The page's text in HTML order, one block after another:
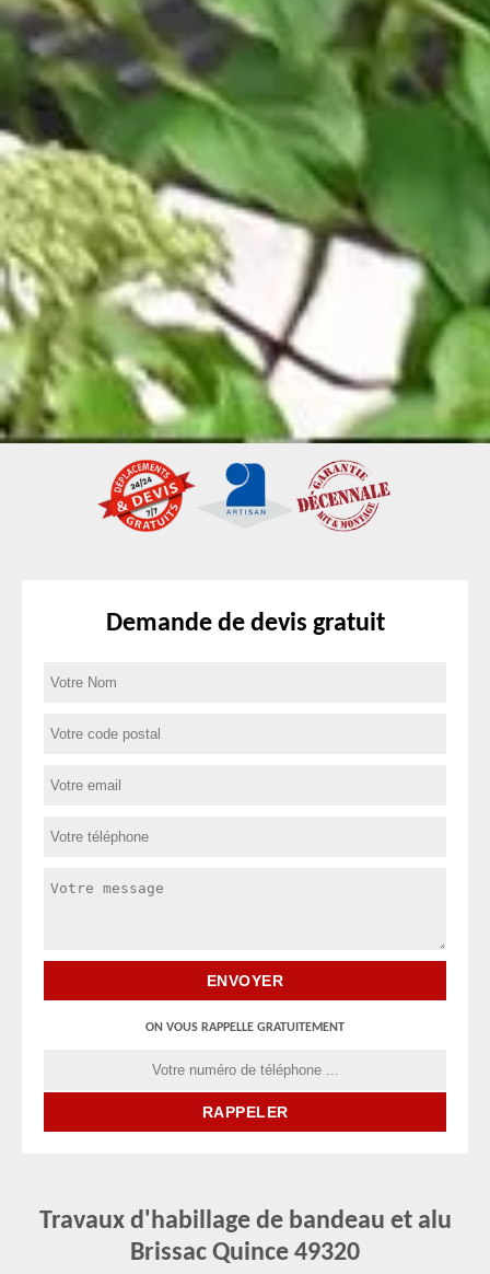
Demande de devis gratuit
ON VOUS RAPPELLE GRATUITEMENT
Travaux d'habillage de bandeau et alu
Brissac Quince 49320